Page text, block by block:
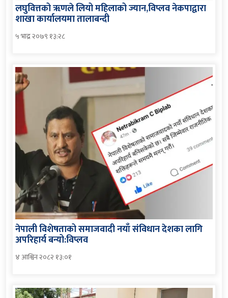
लघुवित्तको ॠणले लियो महिलाको ज्यान,विप्लव नेकपाद्वारा
शाखा कार्यालयमा तालाबन्दी
५ भाद्र २०७९ १३:२८
नेपाली विशेषताको समाजवादी नयाँ संविधान देशका लागि
अपरिहार्य बन्यो:विप्लव
४ आश्विन २०८२ १३:०१